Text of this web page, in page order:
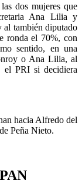
dos mujeres que
Ana Lilia y
al también diputado
ronda el 70%, con
sentido, en una
o Ana Lilia, al
el PRI si decidiera
hacia Alfredo del
Peña Nieto.